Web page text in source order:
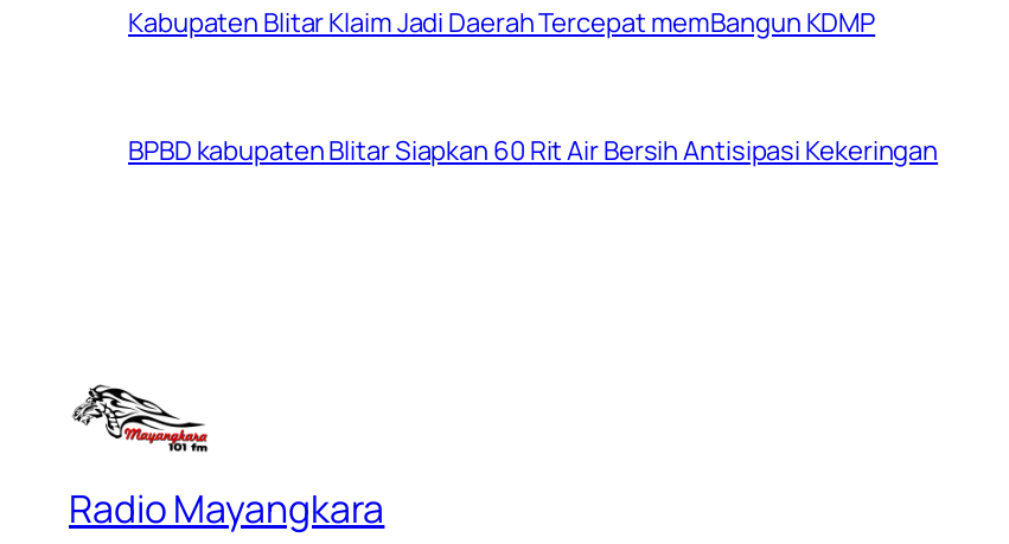
Kabupaten Blitar Klaim Jadi Daerah Tercepat memBangun KDMP
BPBD kabupaten Blitar Siapkan 60 Rit Air Bersih Antisipasi Kekeringan
Radio Mayangkara